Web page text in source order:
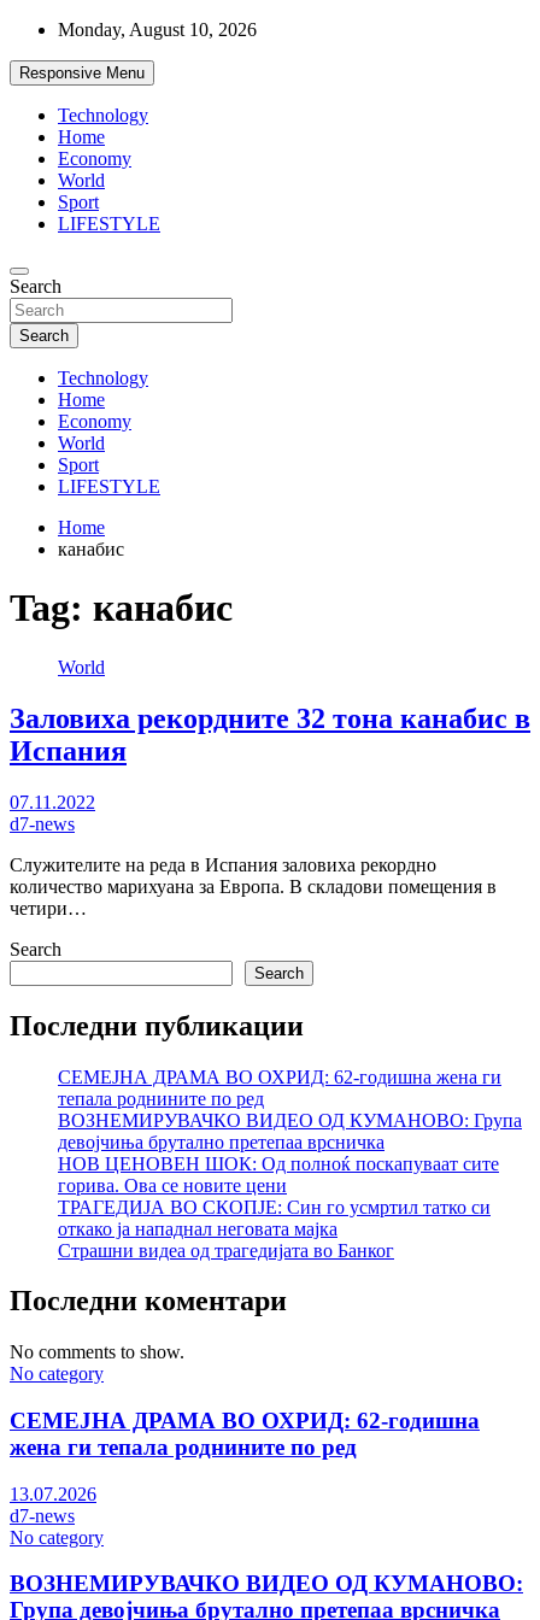
Skip
content
Monday, August 10, 2026
Responsive Menu
Technology
Home
Economy
World
Sport
LIFESTYLE
d7-news.com
News
Search
Search
Technology
Home
Economy
World
Sport
LIFESTYLE
Home
канабис
Tag: канабис
World
Заловиха рекордните 32 тона канабис в
Испания
07.11.2022
d7-news
Служителите на реда в Испания заловиха рекордно
количество марихуана за Европа. В складови помещения в
четири…
Search
Search
Последни публикации
СЕМЕЈНА ДРАМА ВО ОХРИД: 62-годишна жена ги
тепала роднините по ред
ВОЗНЕМИРУВАЧКО ВИДЕО ОД КУМАНОВО: Група
девојчиња брутално претепаа врсничка
НОВ ЦЕНОВЕН ШОК: Од полноќ поскапуваат сите
горива. Ова се новите цени
ТРАГЕДИЈА ВО СКОПЈЕ: Син го усмртил татко си
откако ја нападнал неговата мајка
Страшни видеа од трагедијата во Банког
Последни коментари
No comments to show.
No category
СЕМЕЈНА ДРАМА ВО ОХРИД: 62-годишна
жена ги тепала роднините по ред
13.07.2026
d7-news
No category
ВОЗНЕМИРУВАЧКО ВИДЕО ОД КУМАНОВО:
Група девојчиња брутално претепаа врсничка